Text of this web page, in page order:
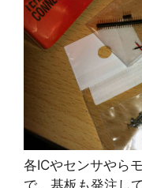
各ICやセンサやら
で、基板も発注し